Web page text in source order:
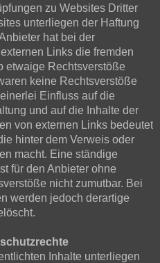
zu Websites Dritter
unterliegen der Haftung
hat bei der
Links die fremden
etwaige Rechtsverstöße
keine Rechtsverstöße
Einfluss auf die
und auf die Inhalte der
von externen Links bedeutet
hinter dem Verweis oder
macht. Eine ständige
für den Anbieter ohne
nicht zumutbar. Bei
werden jedoch derartige
Inhalte unterliegen